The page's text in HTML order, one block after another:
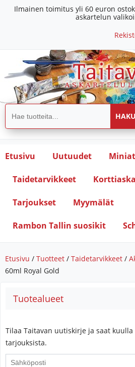
Ilmainen toimitus yli 60 euron
askartelun
Etusivu Uutuudet
Taidetarvikkeet
Tarjoukset Myymälät
Rambon Tallin suosikit
Etusivu / Tuotteet / Taidetarvikkeet /
60ml Royal Gold
Tuotealueet
Tilaa Taitavan uutiskirje ja saat
tarjouksista.